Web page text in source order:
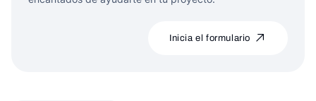
Inicia el formulario